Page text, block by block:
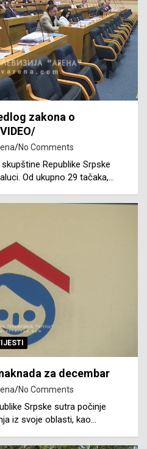
zakona o
No Comments
Republike Srpske
Od ukupno 29 tačaka,…
za decembar
No Comments
Srpske sutra počinje
iz svoje oblasti, kao…